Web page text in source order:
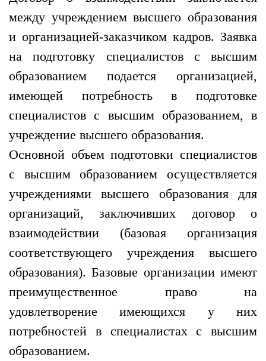
между учреждением высшего образования
и организацией-заказчиком кадров. Заявка
на подготовку специалистов с высшим
образованием подается организацией,
имеющей потребность в подготовке
специалистов с высшим образованием, в
учреждение высшего образования.
Основной объем подготовки специалистов
с высшим образованием осуществляется
учреждениями высшего образования для
организаций, заключивших договор о
взаимодействии (базовая организация
соответствующего учреждения высшего
образования). Базовые организации имеют
преимущественное право на
удовлетворение имеющихся у них
потребностей в специалистах с высшим
образованием.